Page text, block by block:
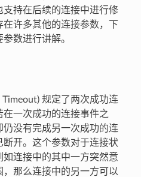
持在后续的连接中进行修
许多其他的连接参数，下
数进行讲解。
规定了两次成功连
一次成功的连接事件之
没有完成另一次成功的连
开。这个参数对于连接状
连接中的其中一方突然意
那么连接中的另一方可以